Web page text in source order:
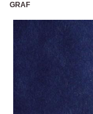
GRAF